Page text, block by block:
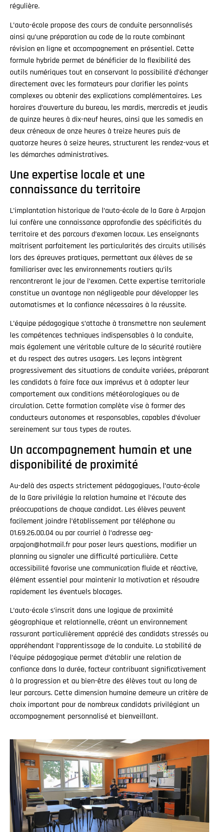
régulière.
L’auto-école propose des cours de conduite personnalisés
ainsi qu’une préparation au code de la route combinant
révision en ligne et accompagnement en présentiel. Cette
formule hybride permet de bénéficier de la flexibilité des
outils numériques tout en conservant la possibilité d’échanger
directement avec les formateurs pour clarifier les points
complexes ou obtenir des explications complémentaires. Les
horaires d’ouverture du bureau, les mardis, mercredis et jeudis
de quinze heures à dix-neuf heures, ainsi que les samedis en
deux créneaux de onze heures à treize heures puis de
quatorze heures à seize heures, structurent les rendez-vous et
les démarches administratives.
Une expertise locale et une
connaissance du territoire
L’implantation historique de l’auto-école de la Gare à Arpajon
lui confère une connaissance approfondie des spécificités du
territoire et des parcours d’examen locaux. Les enseignants
maîtrisent parfaitement les particularités des circuits utilisés
lors des épreuves pratiques, permettant aux élèves de se
familiariser avec les environnements routiers qu’ils
rencontreront le jour de l’examen. Cette expertise territoriale
constitue un avantage non négligeable pour développer les
automatismes et la confiance nécessaires à la réussite.
L’équipe pédagogique s’attache à transmettre non seulement
les compétences techniques indispensables à la conduite,
mais également une véritable culture de la sécurité routière
et du respect des autres usagers. Les leçons intègrent
progressivement des situations de conduite variées, préparant
les candidats à faire face aux imprévus et à adapter leur
comportement aux conditions météorologiques ou de
circulation. Cette formation complète vise à former des
conducteurs autonomes et responsables, capables d’évoluer
sereinement sur tous types de routes.
Un accompagnement humain et une
disponibilité de proximité
Au-delà des aspects strictement pédagogiques, l’auto-école
de la Gare privilégie la relation humaine et l’écoute des
préoccupations de chaque candidat. Les élèves peuvent
facilement joindre l’établissement par téléphone au
01.69.26.00.04 ou par courriel à l’adresse aeg-
arpajon@hotmail.fr pour poser leurs questions, modifier un
planning ou signaler une difficulté particulière. Cette
accessibilité favorise une communication fluide et réactive,
élément essentiel pour maintenir la motivation et résoudre
rapidement les éventuels blocages.
L’auto-école s’inscrit dans une logique de proximité
géographique et relationnelle, créant un environnement
rassurant particulièrement apprécié des candidats stressés ou
appréhendant l’apprentissage de la conduite. La stabilité de
l’équipe pédagogique permet d’établir une relation de
confiance dans la durée, facteur contribuant significativement
à la progression et au bien-être des élèves tout au long de
leur parcours. Cette dimension humaine demeure un critère de
choix important pour de nombreux candidats privilégiant un
accompagnement personnalisé et bienveillant.